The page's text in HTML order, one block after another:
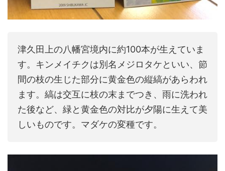
津久田上の八幡宮境内に約100本が生えていま
す。キンメイチクは別名メジロタケといい、節
間の枝の生じた部分に黄金色の縦縞があらわれ
ます。縞は交互に枝の末までつき、雨に洗われ
た後など、緑と黄金色の対比が夕陽に生えて美
しいものです。マダケの変種です。